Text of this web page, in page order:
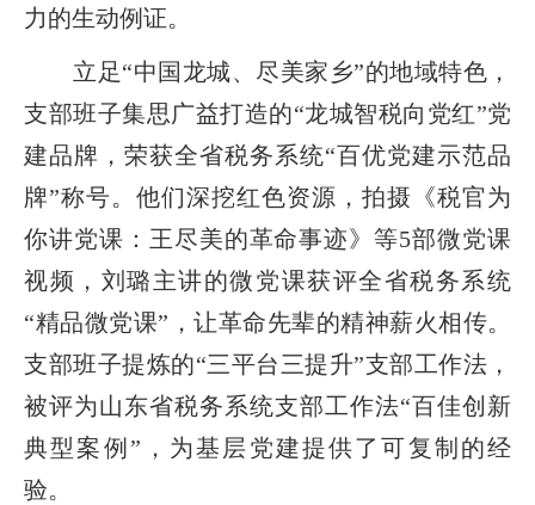
力的生动例证。
立足“中国龙城、尽美家乡”的地域特色，
支部班子集思广益打造的“龙城智税向党红”党
建品牌，荣获全省税务系统“百优党建示范品
牌”称号。他们深挖红色资源，拍摄《税官为
你讲党课：王尽美的革命事迹》等5部微党课
视频，刘璐主讲的微党课获评全省税务系统
“精品微党课”，让革命先辈的精神薪火相传。
支部班子提炼的“三平台三提升”支部工作法，
被评为山东省税务系统支部工作法“百佳创新
典型案例”，为基层党建提供了可复制的经
验。